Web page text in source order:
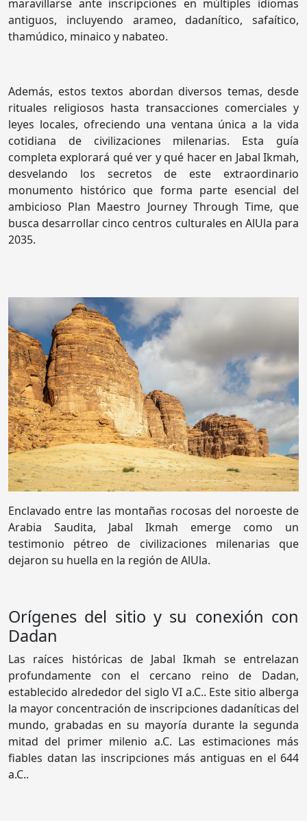
maravillarse ante inscripciones en múltiples idiomas
antiguos, incluyendo arameo, dadanítico, safaítico,
thamúdico, minaico y nabateo.
Además, estos textos abordan diversos temas, desde
rituales religiosos hasta transacciones comerciales y
leyes locales, ofreciendo una ventana única a la vida
cotidiana de civilizaciones milenarias. Esta guía
completa explorará qué ver y qué hacer en Jabal Ikmah,
desvelando los secretos de este extraordinario
monumento histórico que forma parte esencial del
ambicioso Plan Maestro Journey Through Time, que
busca desarrollar cinco centros culturales en AlUla para
2035.
Enclavado entre las montañas rocosas del noroeste de
Arabia Saudita, Jabal Ikmah emerge como un
testimonio pétreo de civilizaciones milenarias que
dejaron su huella en la región de AlUla.
Orígenes del sitio y su conexión con
Dadan
Las raíces históricas de Jabal Ikmah se entrelazan
profundamente con el cercano reino de Dadan,
establecido alrededor del siglo VI a.C.. Este sitio alberga
la mayor concentración de inscripciones dadaníticas del
mundo, grabadas en su mayoría durante la segunda
mitad del primer milenio a.C. Las estimaciones más
fiables datan las inscripciones más antiguas en el 644
a.C..